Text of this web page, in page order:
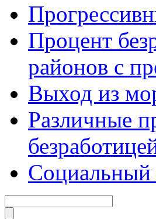
Процент
районов с
Выход из
Различные
Социальный